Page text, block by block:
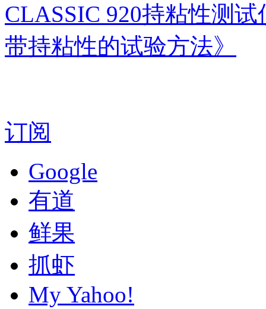
CLASSIC 920持粘性测
带持粘性的试验方法》
订阅
Google
有道
鲜果
抓虾
My Yahoo!